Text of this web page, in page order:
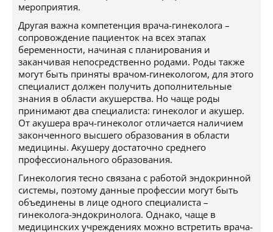
мероприятия.
Другая важна компетенция врача-гинеколога –
сопровождение пациенток на всех этапах
беременности, начиная с планирования и
заканчивая непосредственно родами. Роды также
могут быть приняты врачом-гинекологом, для этого
специалист должен получить дополнительные
знания в области акушерства. Но чаще роды
принимают два специалиста: гинеколог и акушер.
От акушера врач-гинеколог отличается наличием
законченного высшего образования в области
медицины. Акушеру достаточно среднего
профессионального образования.
Гинекология тесно связана с работой эндокринной
системы, поэтому данные профессии могут быть
объединены в лице одного специалиста –
гинеколога-эндокринолога. Однако, чаще в
медицинских учреждениях можно встретить врача-